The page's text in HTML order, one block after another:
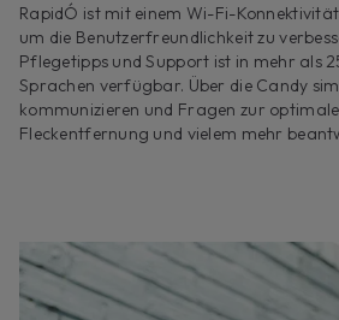
RapidÓ ist mit einem Wi-Fi-
um die Benutzerfreundlichkeit zu
Pflegetipps und Support ist in mehr als
Sprachen verfügbar. Über die Candy
kommunizieren und Fragen zur
Fleckentfernung und vielem mehr